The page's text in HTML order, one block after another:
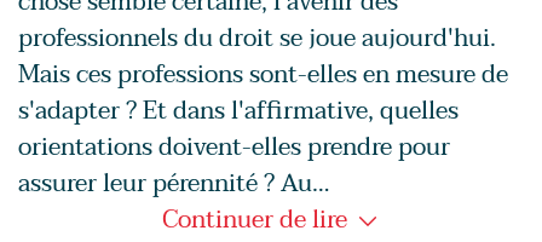
professionnels du droit se joue aujourd'hui.
Mais ces professions sont-elles en mesure de
s'adapter ? Et dans l'affirmative, quelles
orientations doivent-elles prendre pour
assurer leur pérennité ? Au…
Continuer de lire